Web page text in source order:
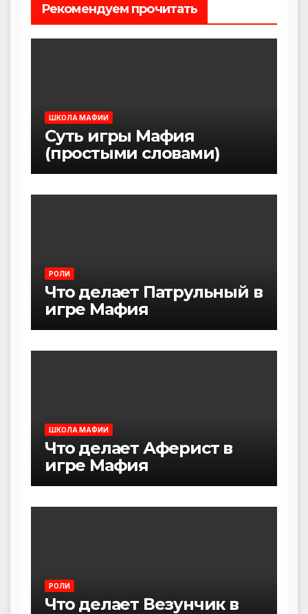
Рекомендуем прочитать
ШКОЛА МАФИИ
Суть игры Мафия
(простыми словами)
РОЛИ
Что делает Патрульный в
игре Мафия
ШКОЛА МАФИИ
Что делает Аферист в
игре Мафия
РОЛИ
Что делает Везунчик в